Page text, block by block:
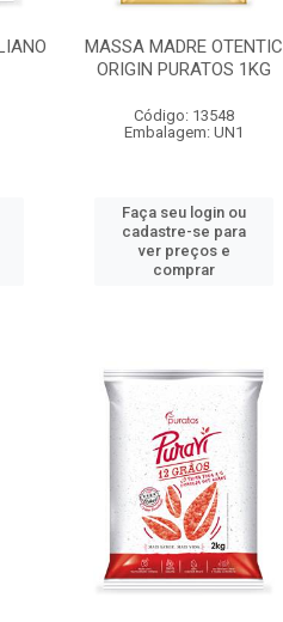
MASSA MADRE OTENTIC
ORIGIN PURATOS 1KG
Código: 13548
Embalagem: UN1
Faça seu login ou
cadastre-se para
ver preços e
comprar